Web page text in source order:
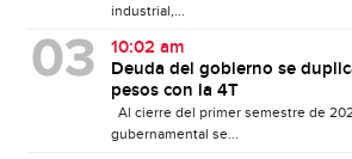
industrial,...
10:02 am
Deuda del gobierno se
pesos con la 4T
Al cierre del primer semestre de
gubernamental se...